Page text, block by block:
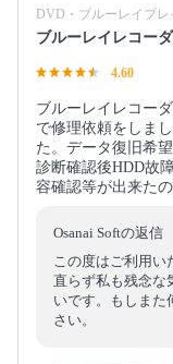
DVD・ブルーレイプレ
ブルーレイレコー
4.60
ブルーレイレコー
で修理依頼をしま
た。データ復旧希
診断確認後HDD故
容確認等が出来た
Osanai Softの返信
この度はご利用い
直らず私も残念な
いです。もしまた
さい。